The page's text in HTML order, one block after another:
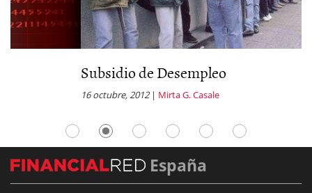
Subsidio de Desempleo
|Mirta G. Casale
España